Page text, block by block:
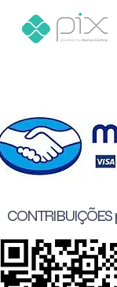
CONTRIBUIÇÕES